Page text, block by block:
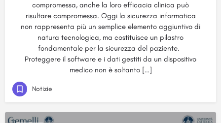
compromessa, anche la loro efficacia clinica può
risultare compromessa. Oggi la sicurezza informatica
non rappresenta più un semplice elemento aggiuntivo di
natura tecnologica, ma costituisce un pilastro
fondamentale per la sicurezza del paziente.
Proteggere il software e i dati gestiti da un dispositivo
medico non è soltanto […]
Notizie